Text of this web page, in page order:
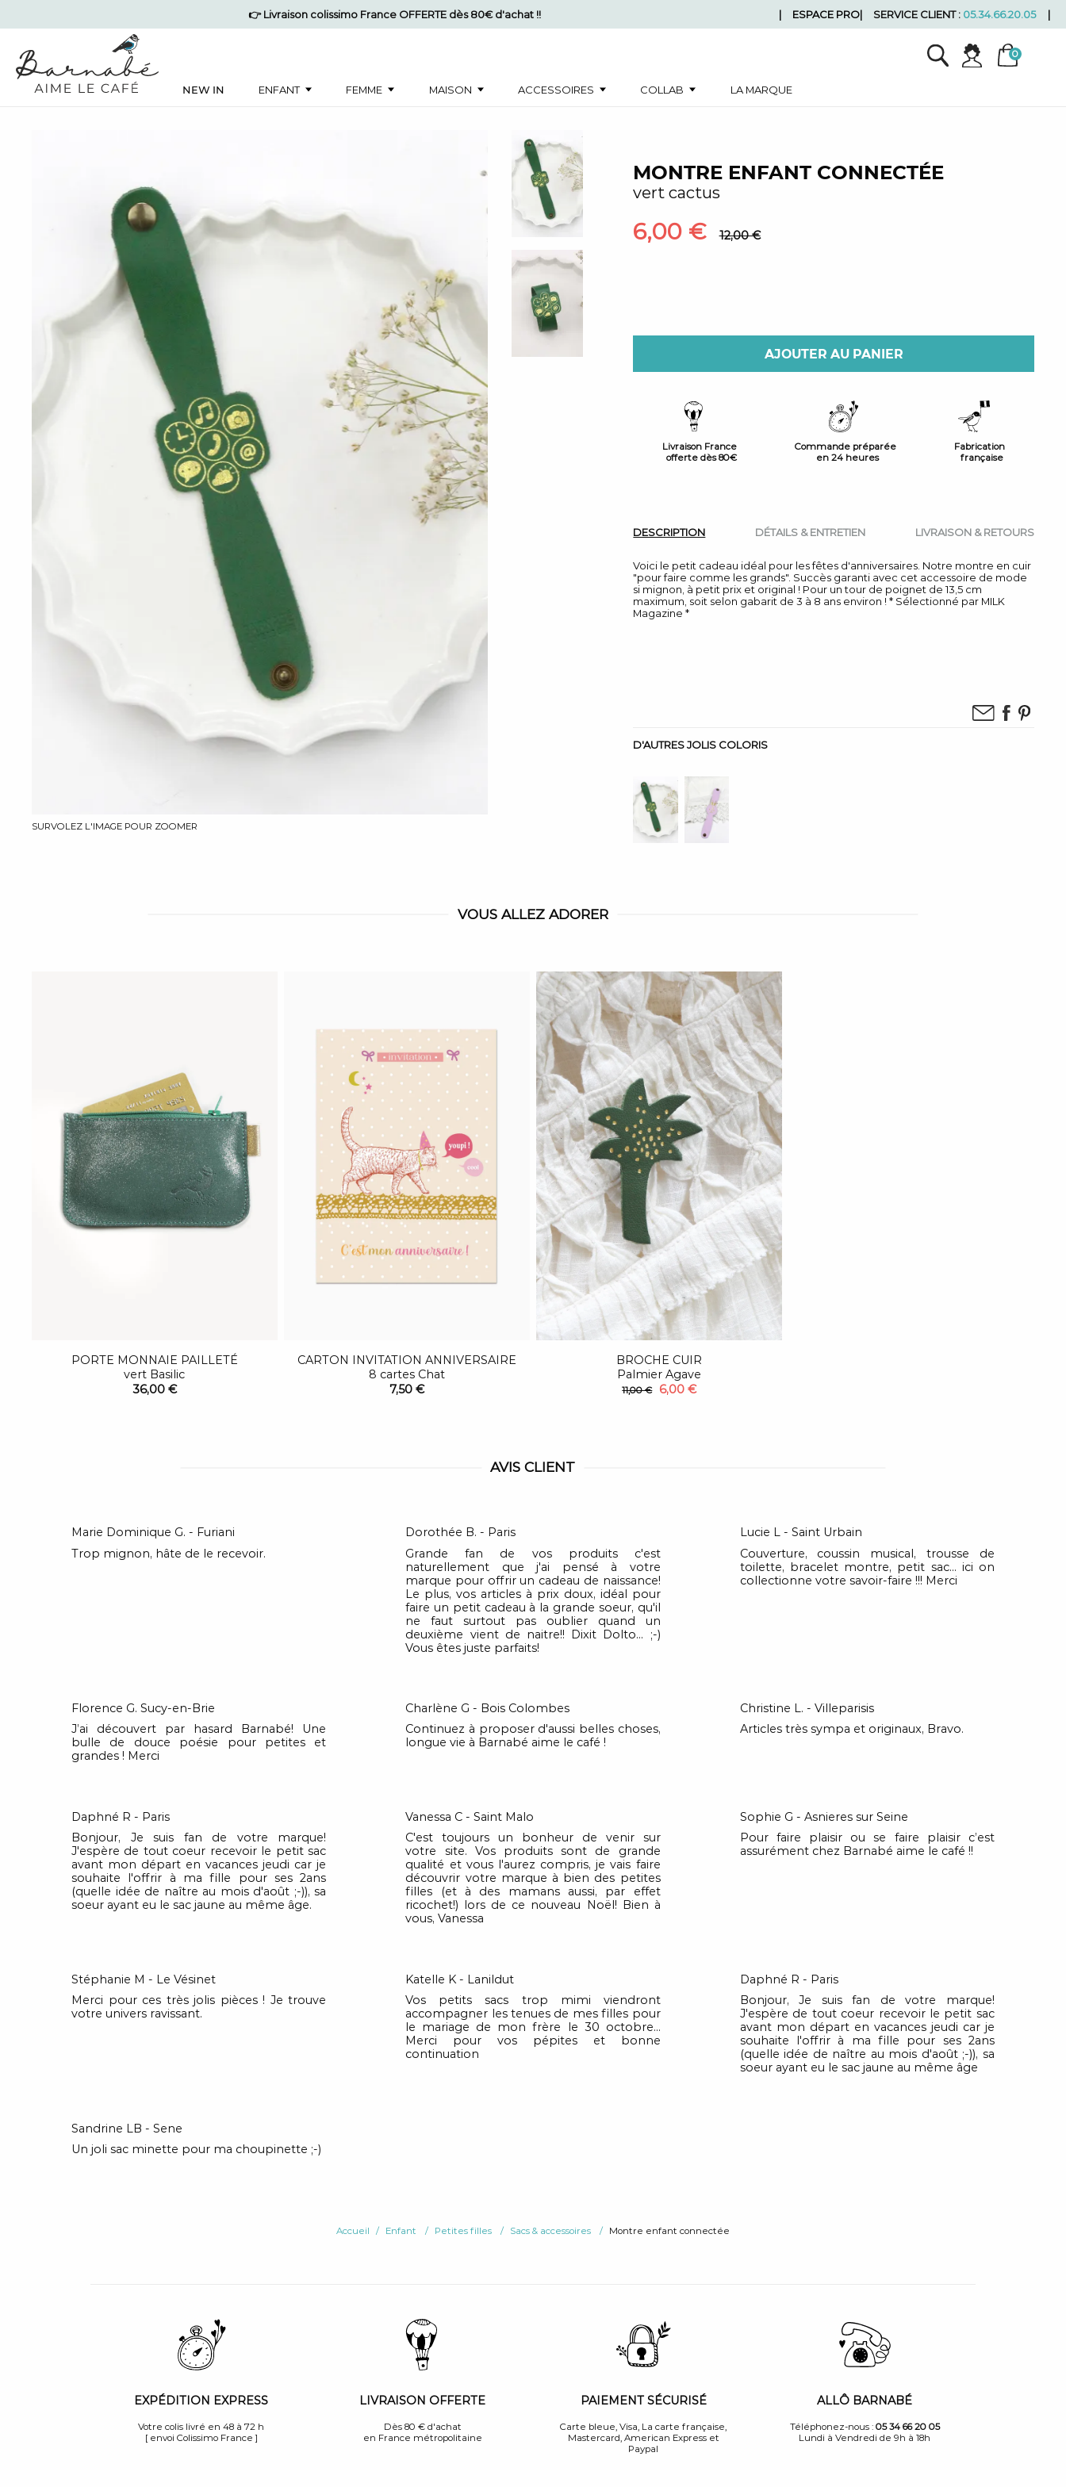
👉 Livraison colissimo France OFFERTE dès 80€ d'achat !! ESPACE PRO SERVICE CLIENT : 05.34.66.20.05
NEW IN ENFANT FEMME MAISON ACCESSOIRES COLLAB LA MARQUE
SURVOLEZ L'IMAGE POUR ZOOMER
MONTRE ENFANT CONNECTÉE
vert cactus
6,00 € 12,00 €
AJOUTER AU PANIER
Livraison France
offerte dès 80€
Commande préparée
en 24 heures
Fabrication
française
DESCRIPTION DÉTAILS & ENTRETIEN LIVRAISON & RETOURS
Voici le petit cadeau idéal pour les fêtes d'anniversaires. Notre montre en cuir
"pour faire comme les grands". Succès garanti avec cet accessoire de mode
si mignon, à petit prix et original ! Pour un tour de poignet de 13,5 cm
maximum, soit selon gabarit de 3 à 8 ans environ ! * Sélectionné par MILK
Magazine *
AVIS CLIENT
Marie Dominique G. - Furiani
Trop mignon, hâte de le recevoir.
Dorothée B. - Paris
Grande fan de vos produits c'est
naturellement que j'ai pensé à votre
marque pour offrir un cadeau de naissance!
Le plus, vos articles à prix doux, idéal pour
faire un petit cadeau à la grande soeur, qu'il
ne faut surtout pas oublier quand un
deuxième vient de naitre!! Dixit Dolto... ;-)
Vous êtes juste parfaits!
Lucie L - Saint Urbain
Couverture, coussin musical, trousse de
toilette, bracelet montre, petit sac... ici on
collectionne votre savoir-faire !!! Merci
Florence G. Sucy-en-Brie
J’ai découvert par hasard Barnabé! Une
bulle de douce poésie pour petites et
grandes ! Merci
Charlène G - Bois Colombes
Continuez à proposer d'aussi belles choses,
longue vie à Barnabé aime le café !
Christine L. - Villeparisis
Articles très sympa et originaux, Bravo.
Daphné R - Paris
Bonjour, Je suis fan de votre marque!
J'espère de tout coeur recevoir le petit sac
avant mon départ en vacances jeudi car je
souhaite l'offrir à ma fille pour ses 2ans
(quelle idée de naître au mois d'août ;-)), sa
soeur ayant eu le sac jaune au même âge.
Vanessa C - Saint Malo
C'est toujours un bonheur de venir sur
votre site. Vos produits sont de grande
qualité et vous l'aurez compris, je vais faire
découvrir votre marque à bien des petites
filles (et à des mamans aussi, par effet
ricochet!) lors de ce nouveau Noël! Bien à
vous, Vanessa
Sophie G - Asnieres sur Seine
Pour faire plaisir ou se faire plaisir c’est
assurément chez Barnabé aime le café !!
Stéphanie M - Le Vésinet
Merci pour ces très jolis pièces ! Je trouve
votre univers ravissant.
Katelle K - Lanildut
Vos petits sacs trop mimi viendront
accompagner les tenues de mes filles pour
le mariage de mon frère le 30 octobre...
Merci pour vos pépites et bonne
continuation
Daphné R - Paris
Bonjour, Je suis fan de votre marque!
J'espère de tout coeur recevoir le petit sac
avant mon départ en vacances jeudi car je
souhaite l'offrir à ma fille pour ses 2ans
(quelle idée de naître au mois d'août ;-)), sa
soeur ayant eu le sac jaune au même âge
Sandrine LB - Sene
Un joli sac minette pour ma choupinette ;-)
D'AUTRES JOLIS COLORIS
VOUS ALLEZ ADORER
PORTE MONNAIE PAILLETÉ
vert Basilic
36,00 €
CARTON INVITATION ANNIVERSAIRE
8 cartes Chat
7,50 €
BROCHE CUIR
Palmier Agave
11,00 € 6,00 €
Accueil Enfant Petites filles Sacs & accessoires Montre enfant connectée
EXPÉDITION EXPRESS
Votre colis livré en 48 à 72 h
[ envoi Colissimo France ]
LIVRAISON OFFERTE
Dès 80 € d'achat
en France métropolitaine
PAIEMENT SÉCURISÉ
Carte bleue, Visa, La carte française,
Mastercard, American Express et
Paypal
ALLÔ BARNABÉ
Téléphonez-nous : 05 34 66 20 05
Lundi à Vendredi de 9h à 18h